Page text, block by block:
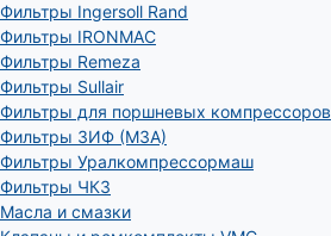
Фильтры Ingersoll Rand
Фильтры IRONMAC
Фильтры Remeza
Фильтры Sullair
Фильтры для поршневых компрессоров
Фильтры ЗИФ (МЗА)
Фильтры Уралкомпрессормаш
Фильтры ЧКЗ
Масла и смазки